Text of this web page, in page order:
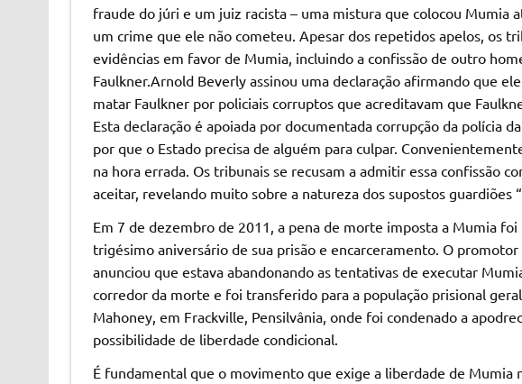
fraude do júri e um juiz racista – uma mistura que colocou Mumia
um crime que ele não cometeu. Apesar dos repetidos apelos, os
evidências em favor de Mumia, incluindo a confissão de outro
Faulkner.Arnold Beverly assinou uma declaração afirmando que
matar Faulkner por policiais corruptos que acreditavam que
Esta declaração é apoiada por documentada corrupção da polícia
por que o Estado precisa de alguém para culpar.
na hora errada. Os tribunais se recusam a admitir essa confissão
aceitar, revelando muito sobre a natureza dos supostos guardiões
Em 7 de dezembro de 2011, a pena de morte imposta a Mumia
trigésimo aniversário de sua prisão e encarceramento. O
anunciou que estava abandonando as tentativas de executar
corredor da morte e foi transferido para a população prisional
Mahoney, em Frackville, Pensilvânia, onde foi condenado a
possibilidade de liberdade condicional.
É fundamental que o movimento que exige a liberdade de Mumia